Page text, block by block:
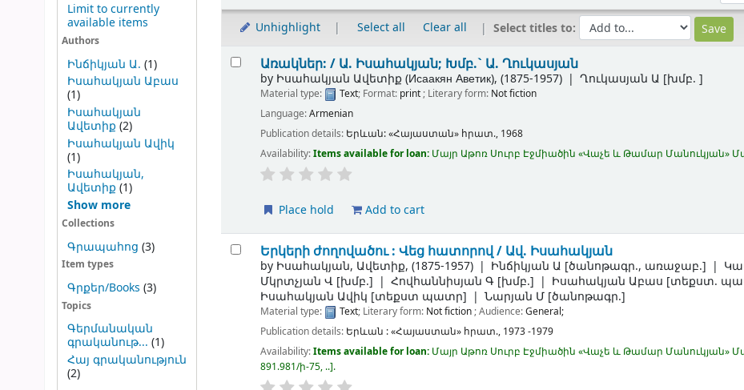
Limit to currently
available items
Authors
Ինճիկյան Ա. (1)
Իսահակյան Աբաս
(1)
Իսահակյան
Ավետիք (2)
Իսահակյան Ավիկ
(1)
Իսահակյան,
Ավետիք (1)
Show more
Collections
Գրապահոց (3)
Item types
Գրքեր/Books (3)
Topics
Գերմանական
գրականութ... (1)
Հայ գրականություն
(2)
Unhighlight Select all Clear all Select titles to:
Results
Առակներ: / Ա. Իսահակյան; Խմբ.` Ա. Ղուկասյան
by Իսահակյան Ավետիք (Исаакян Аветик), (1875-1957) Ղուկասյան Ա [խմբ. ]
Material type: Text; Format: print; Literary form: Not fiction
Language:Armenian
Publication details: Երևան:«Հայաստան» հրատ., 1968
Availability:Items available for loan: Մայր Աթոռ Սուրբ Էջմիածին «Վաչե և Թամար
Place hold Add to cart
Երկերի ժողովածու : Վեց հատորով / Ավ. Իսահակյան
by Իսահակյան, Ավետիք, (1875-1957) Ինճիկյան Ա [ծանոթագր., առաջաբ.]
Մկրտչյան Վ [խմբ.] Հովհաննիսյան Գ [խմբ.] Իսահակյան Աբաս [տեքստ.
Իսահակյան Ավիկ [տեքստ պատր] Նարյան Մ [ծանոթագր.]
Material type: Text; Literary form: Not fiction; Audience:General;
Publication details: Երևան :«Հայաստան» հրատ., 1973 -1979
Availability:Items available for loan: Մայր Աթոռ Սուրբ Էջմիածին «Վաչե և Թամար
891.981/ի-75, .. .